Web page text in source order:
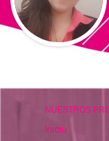
NUESTROS
Inicio